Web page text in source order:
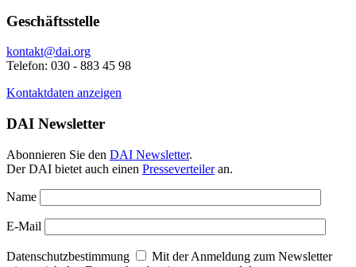
Geschäftsstelle
kontakt@dai.org
Telefon: 030 - 883 45 98
Kontaktdaten anzeigen
DAI Newsletter
Abonnieren Sie den DAI Newsletter.
Der DAI bietet auch einen Presseverteileran.
Name
E-Mail
Datenschutzbestimmung
Mit der Anmeldung zum Newsletter